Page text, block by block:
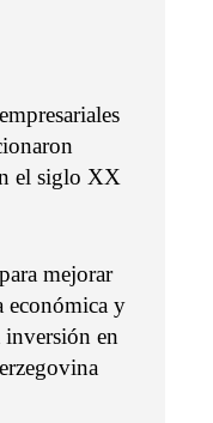
el siglo XX
mejorar
económica y
inversión en